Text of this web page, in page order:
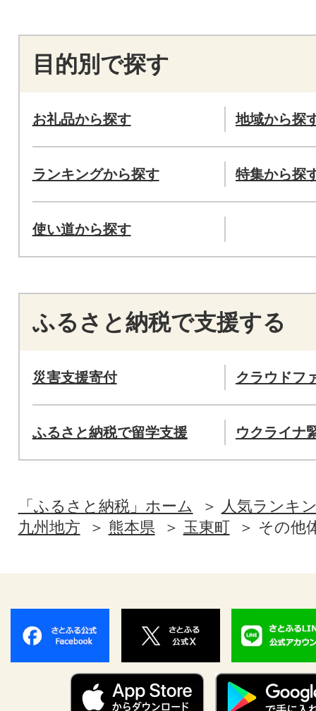
目的別で探す
お礼品から探す 地域から探
ランキングから探す 特集から探
使い道から探す
ふるさと納税で支援する
災害支援寄付 クラウドフ
ふるさと納税で留学支援 ウクライナ
「ふるさと納税」ホーム
人気ランキ
九州地方
熊本県 玉東町 その他